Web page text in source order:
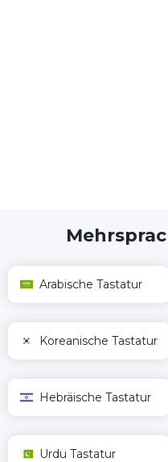
Arabische Tastatur
Koreanische Tastatur
Hebräische Tastatur
Urdu Tastatur